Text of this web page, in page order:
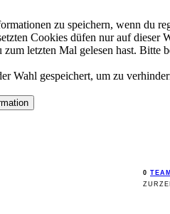
zu speichern, wenn du
Cookies düfen nur auf
letzten Mal gelesen hast. Bitte
Wahl gespeichert, um zu
0